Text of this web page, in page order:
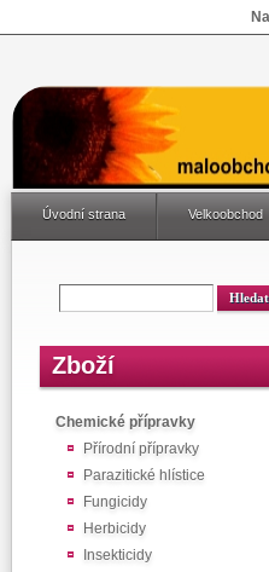
Úvodní strana Velkoobchod
Zboží
Chemické přípravky
Přírodní přípravky
Parazitické hlístice
Fungicidy
Herbicidy
Insekticidy